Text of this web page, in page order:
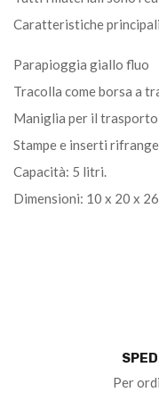
Caratteristiche
Parapioggia giallo fluo
Tracolla come borsa a
Maniglia per il trasporto
Stampe e inserti
Capacità: 5 litri.
Dimensioni: 10 x 20 x 26
Per